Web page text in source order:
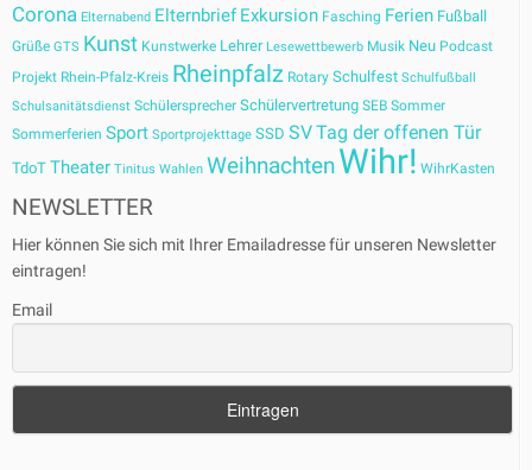
Corona Elternabend Elternbrief Exkursion Fasching Ferien Fußball
Grüße GTS Kunst Kunstwerke Lehrer Lesewettbewerb Musik Neu Podcast
Projekt Rhein-Pfalz-Kreis Rheinpfalz Rotary Schulfest Schulfußball
Schulsanitätsdienst Schülersprecher Schülervertretung SEB Sommer
Sommerferien Sport Sportprojekttage SSD SVTag der offenen Tür
TdoT Theater Tinitus Wahlen WeihnachtenWihr! WihrKasten
NEWSLETTER
Hier können Sie sich mit Ihrer Emailadresse für unseren Newsletter
eintragen!
Email